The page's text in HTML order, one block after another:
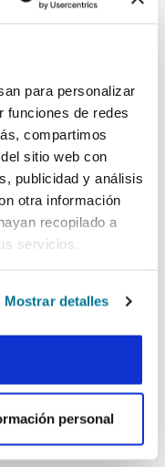
para personalizar
funciones de redes
compartimos
sitio web con
publicidad y análisis
otra información
recopilado a
servicios.
Mostrar detalles
personal
DE IFES
una fe
PRAYERLINE